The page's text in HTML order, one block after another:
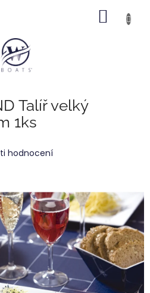
Talíř velký
1ks
hodnocení